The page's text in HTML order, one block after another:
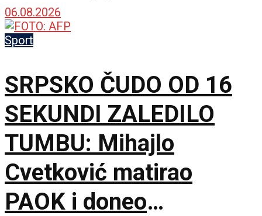
najboljih sat vremena u
sezoni!
06.08.2026
Sport
SRPSKO ČUDO OD 16
SEKUNDI ZALEDILO
TUMBU: Mihajlo
Cvetković matirao
PAOK i doneo